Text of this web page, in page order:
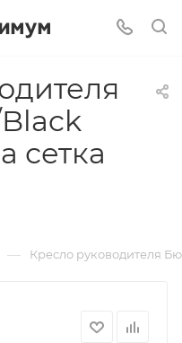
сетка
— Кресло руководителя